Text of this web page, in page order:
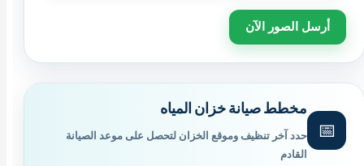
أرسل الصور الآن
📅
مخطط صيانة خزان المياه
حدد آخر تنظيف وموقع الخزان لتحصل على موعد الصيانة
القادم